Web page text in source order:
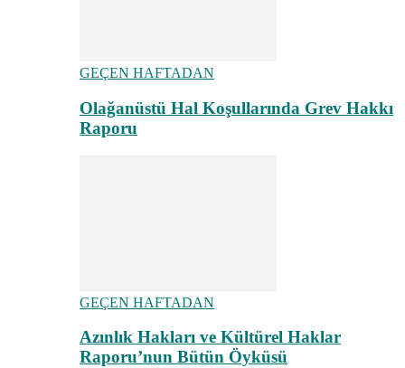
GEÇEN HAFTADAN
Olağanüstü Hal Koşullarında Grev Hakkı
Raporu
GEÇEN HAFTADAN
Azınlık Hakları ve Kültürel Haklar
Raporu’nun Bütün Öyküsü